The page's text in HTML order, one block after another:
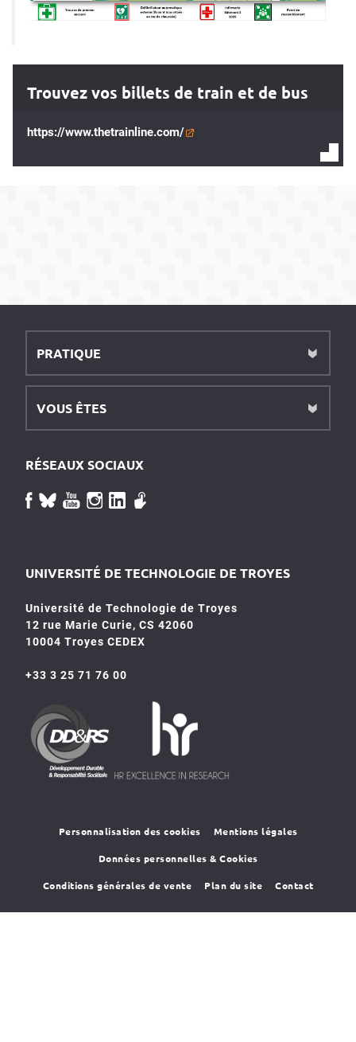
Trouvez vos billets de train et de bus
https://www.thetrainline.com/
PRATIQUE
VOUS ÊTES
RÉSEAUX SOCIAUX
UNIVERSITÉ DE TECHNOLOGIE DE TROYES
Université de Technologie de Troyes
12 rue Marie Curie, CS 42060
10004 Troyes CEDEX
+33 3 25 71 76 00
Personnalisation des cookies Mentions légales
Données personnelles & Cookies
Conditions générales de vente Plan du site Contact